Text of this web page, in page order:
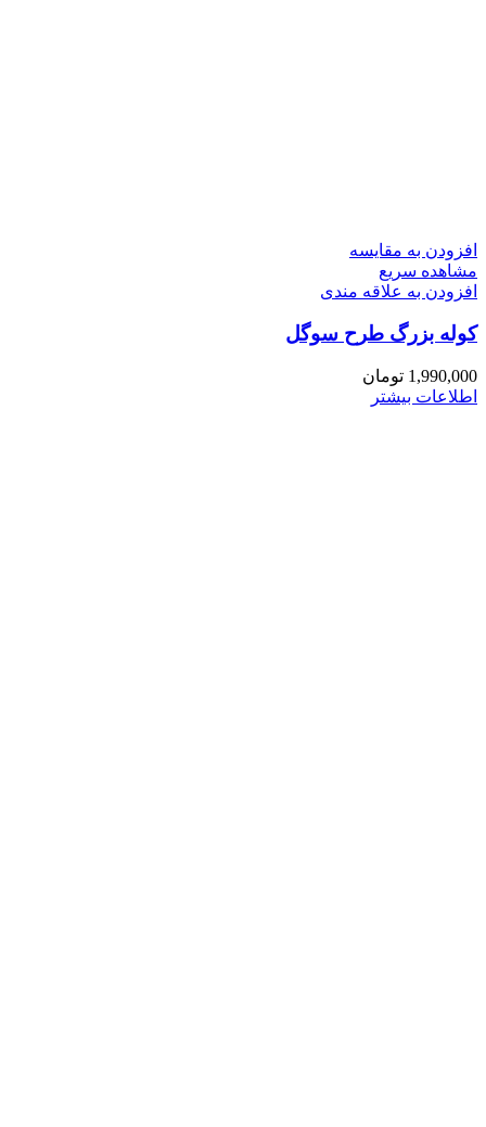
افزودن به مقایسه
مشاهده سریع
افزودن به علاقه مندی
کوله بزرگ طرح سوگل
1,990,000 تومان
اطلاعات بیشتر